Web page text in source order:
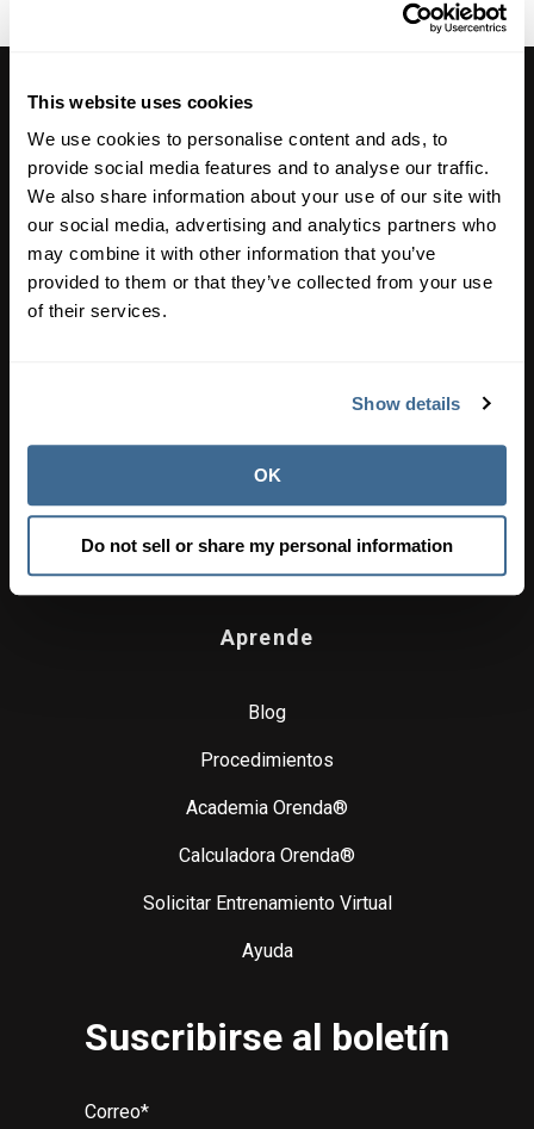
This website uses cookies
We use cookies to personalise content and ads, to
provide social media features and to analyse our traffic.
We also share information about your use of our site with
our social media, advertising and analytics partners who
may combine it with other information that you’ve
provided to them or that they’ve collected from your use
of their services.
Show details
OK
Do not sell or share my personal information
Como contactarnos
ayuda@orendatech.com
Fairview, TX
VENTAS Y SOPORTE TÉCNICO
866-763-4269
Aprende
Blog
Procedimientos
Academia Orenda®
Calculadora Orenda®
Solicitar Entrenamiento Virtual
Ayuda
Suscribirse al boletín
Correo*